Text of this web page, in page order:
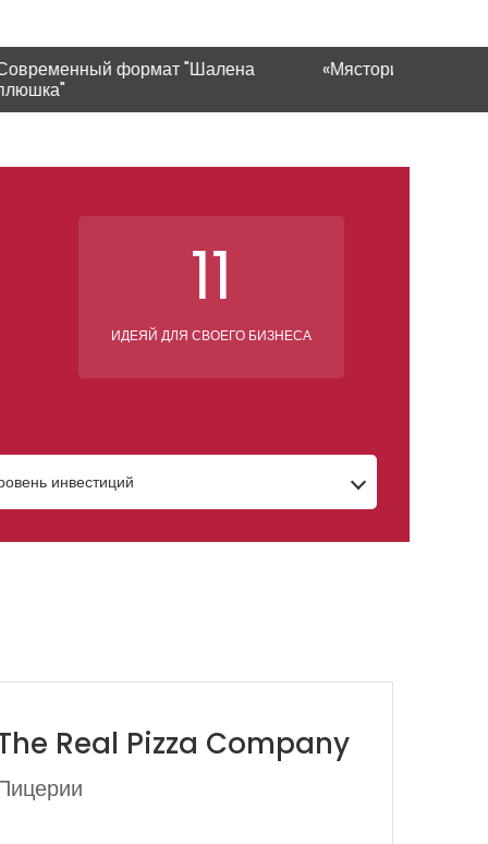
формат "Шалена
«Мястория» в Ивано-
11
ИДЕЯЙ ДЛЯ СВОЕГО БИЗНЕСА
инвестиций
Real Pizza Company